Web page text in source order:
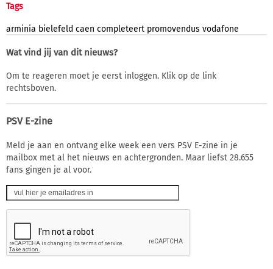
Tags
arminia bielefeld caen completeert promovendus vodafone
Wat vind jij van dit nieuws?
Om te reageren moet je eerst inloggen. Klik op de link
rechtsboven.
PSV E-zine
Meld je aan en ontvang elke week een vers PSV E-zine in je
mailbox met al het nieuws en achtergronden. Maar liefst 28.655
fans gingen je al voor.